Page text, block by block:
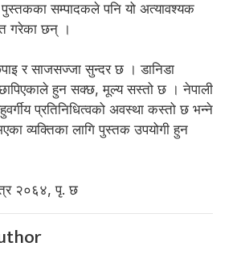
पुस्तकका सम्पादकले पनि यो अत्यावश्यक
गरेका छन् ।
र साजसज्जा सुन्दर छ । डानिडा
हुन सक्छ, मूल्य सस्तो छ । नेपाली
प्रतिनिधित्वको अवस्था कस्तो छ भन्ने
व्यक्तिका लागि पुस्तक उपयोगी हुन
२०६४, पृ. छ